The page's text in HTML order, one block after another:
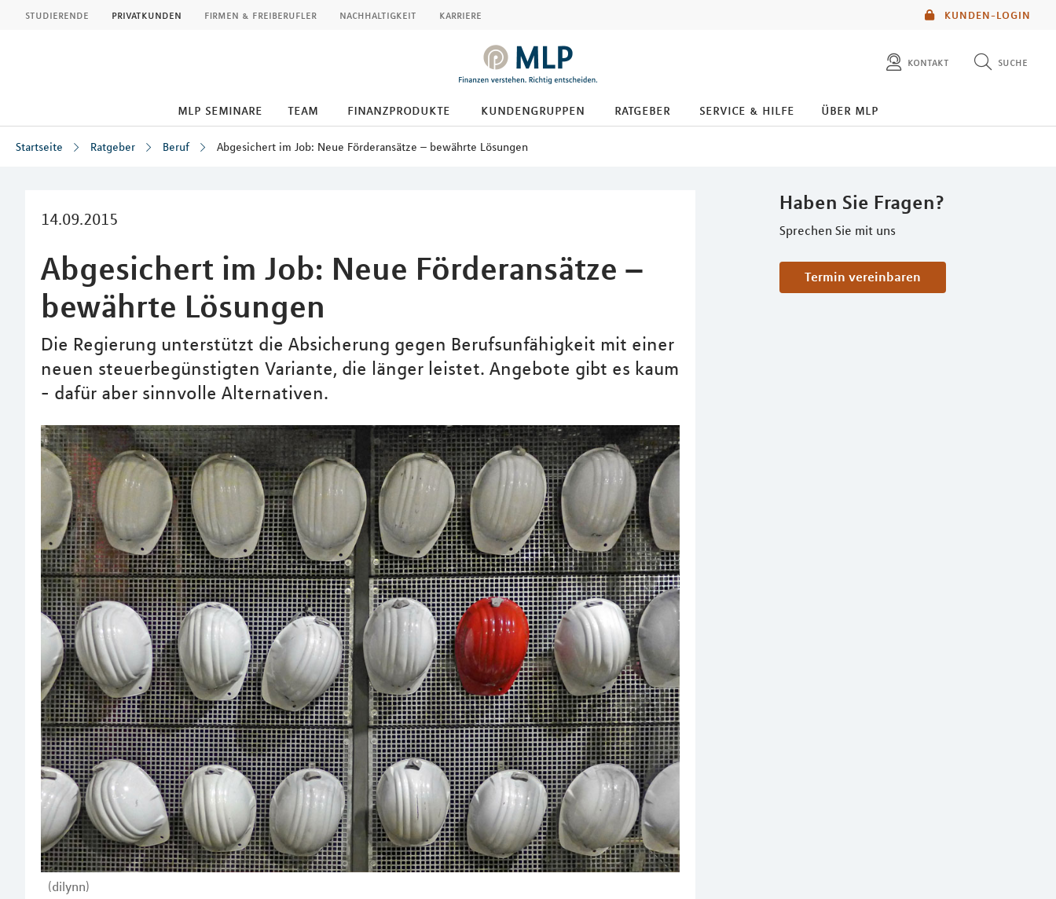
KUNDEN-LOGIN
studierende privatkunden firmen & freiberufler nachhaltigkeit karriere
kontakt suche
diese website durchsuchen
mlp seminare team finanzprodukte kundengruppen ratgeber service & hilfe über mlp
Startseite Ratgeber Beruf Abgesichert im Job: Neue Förderansätze – bewährte Lösungen
14.09.2015
Abgesichert im Job: Neue Förderansätze –
bewährte Lösungen
Die Regierung unterstützt die Absicherung gegen Berufsunfähigkeit mit einer
neuen steuerbegünstigten Variante, die länger leistet. Angebote gibt es kaum
- dafür aber sinnvolle Alternativen.
(dilynn)
Haben Sie Fragen?
Sprechen Sie mit uns
Termin vereinbaren